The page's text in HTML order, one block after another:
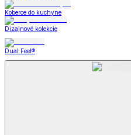
Koberce do kuchyne
Dizajnové kolekcie
Dual Feel®